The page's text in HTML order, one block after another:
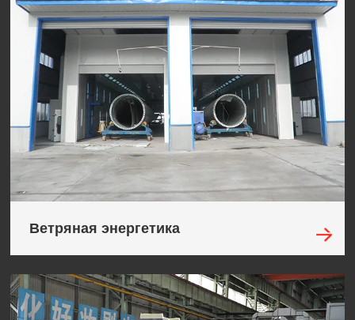
Ветряная энергетика